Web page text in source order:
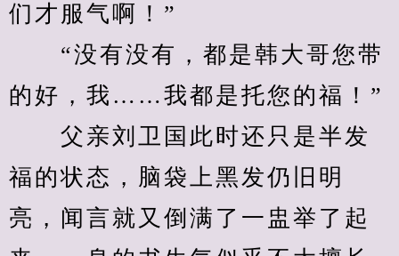
们才服气啊！”
“没有没有，都是韩大哥您带
的好，我……我都是托您的福！”
父亲刘卫国此时还只是半发
福的状态，脑袋上黑发仍旧明
亮，闻言就又倒满了一盅举了起